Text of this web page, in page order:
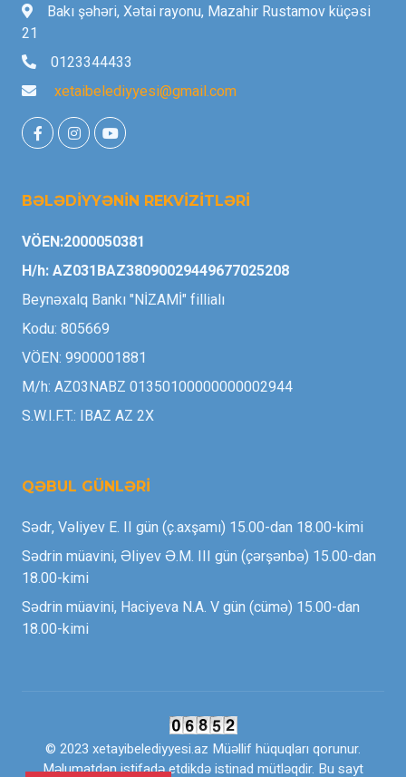
Bakı şəhəri, Xətai rayonu, Mazahir Rustamov küçəsi
21
0123344433
xetaibelediyyesi@gmail.com
BƏLƏDİYYƏNİN REKVİZİTLƏRİ
VÖEN:2000050381
H/h: AZ031BAZ38090029449677025208
Beynəxalq Bankı "NİZAMİ" fillialı
Kodu: 805669
VÖEN: 9900001881
M/h: AZ03NABZ 01350100000000002944
S.W.I.F.T.: IBAZ AZ 2X
QƏBUL GÜNLƏRİ
Sədr, Vəliyev E. II gün (ç.axşamı) 15.00-dan 18.00-kimi
Sədrin müavini, Əliyev Ə.M. III gün (çərşənbə) 15.00-dan
18.00-kimi
Sədrin müavini, Haciyeva N.A. V gün (cümə) 15.00-dan
18.00-kimi
© 2023 xetayibelediyyesi.az Müəllif hüquqları qorunur.
Məlumatdan istifadə etdikdə istinad mütləqdir. Bu sayt